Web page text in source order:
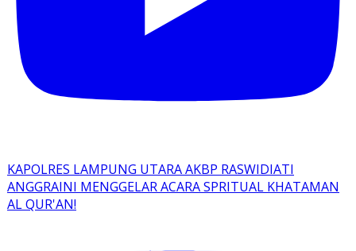
KAPOLRES LAMPUNG UTARA AKBP RASWIDIATI
ANGGRAINI MENGGELAR ACARA SPRITUAL KHATAMAN
AL QUR'AN!